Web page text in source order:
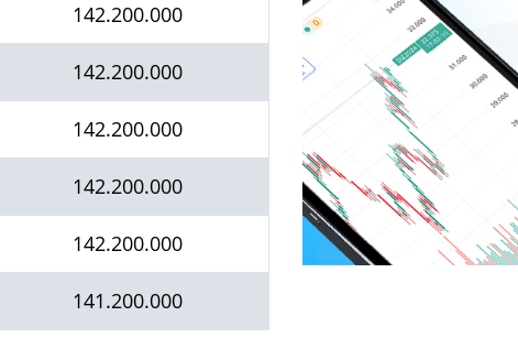
142.200.000
142.200.000
142.200.000
142.200.000
142.200.000
141.200.000